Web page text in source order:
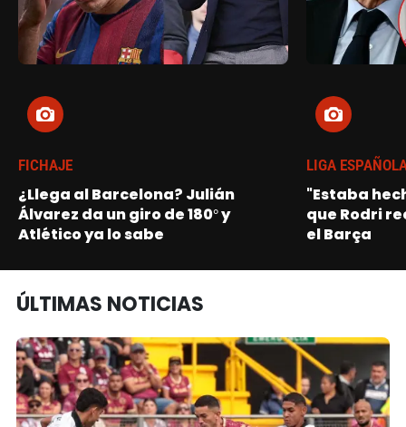
FICHAJE
¿Llega al Barcelona? Julián
Álvarez da un giro de 180° y
Atlético ya lo sabe
LIGA
"Estaba
que Rodri
el Barça
ÚLTIMAS NOTICIAS